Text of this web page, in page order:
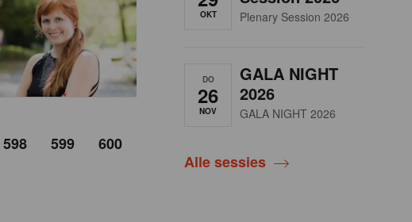
598 599 600
OKT Plenary Session 2026
DO
26
NOV
GALA NIGHT
2026
GALA NIGHT 2026
Alle sessies